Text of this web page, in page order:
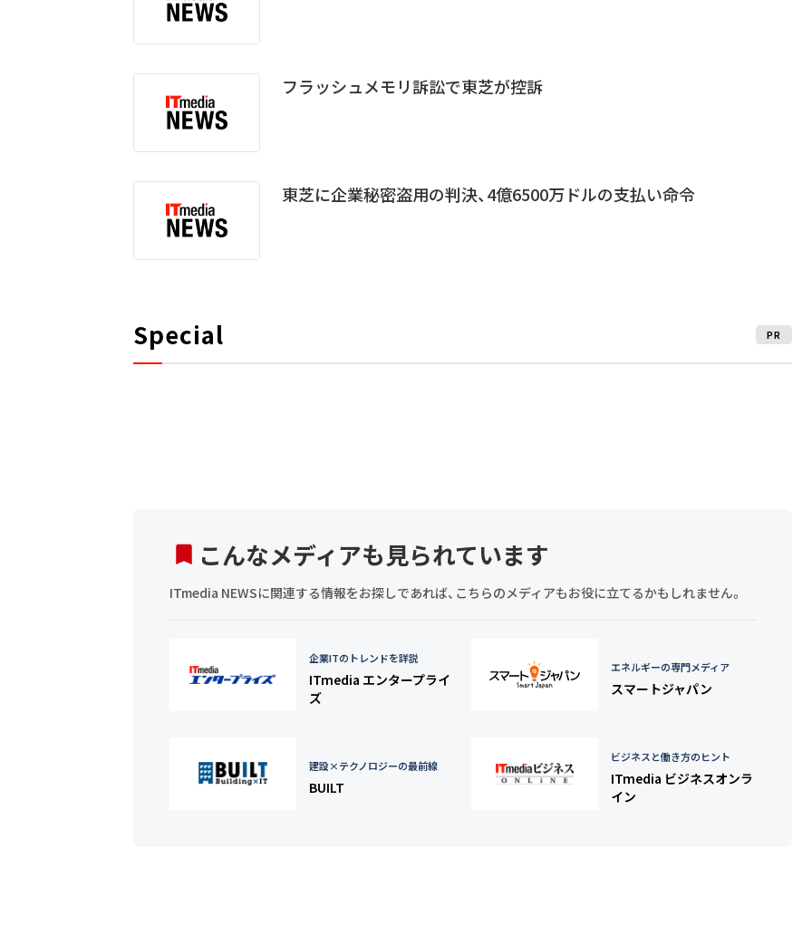
フラッシュメモリ訴訟で東芝が控訴
東芝に企業秘密盗用の判決、4億6500万ドルの支払い命令
Special PR
こんなメディアも見られています
ITmedia NEWSに関連する情報をお探しであれば、こちらのメディアもお役に立てるかもしれません。
企業ITのトレンドを詳説
ITmedia エンタープライ
ズ
エネルギーの専門メディア
スマートジャパン
建設×テクノロジーの最前線
BUILT
ビジネスと働き方のヒント
ITmedia ビジネスオンラ
イン